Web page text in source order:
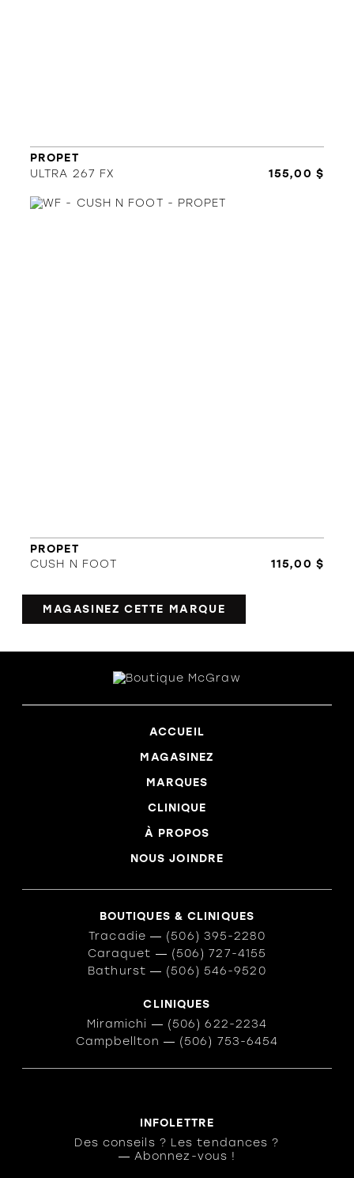
PROPET
ULTRA 267 FX
155,00 $
PROPET
CUSH N FOOT
115,00 $
MAGASINEZ CETTE MARQUE
ACCUEIL
MAGASINEZ
MARQUES
CLINIQUE
À PROPOS
NOUS JOINDRE
BOUTIQUES & CLINIQUES
Tracadie ― (506) 395-2280
Caraquet ― (506) 727-4155
Bathurst ― (506) 546-9520
CLINIQUES
Miramichi ― (506) 622-2234
Campbellton ― (506) 753-6454
INFOLETTRE
Des conseils ? Les tendances ?
― Abonnez-vous !